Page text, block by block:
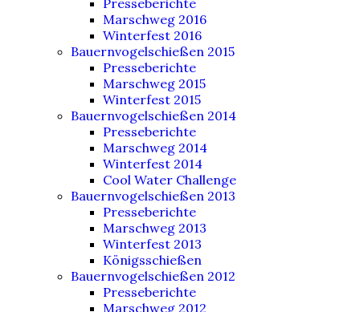
Presseberichte
Marschweg 2016
Winterfest 2016
Bauernvogelschießen 2015
Presseberichte
Marschweg 2015
Winterfest 2015
Bauernvogelschießen 2014
Presseberichte
Marschweg 2014
Winterfest 2014
Cool Water Challenge
Bauernvogelschießen 2013
Presseberichte
Marschweg 2013
Winterfest 2013
Königsschießen
Bauernvogelschießen 2012
Presseberichte
Marschweg 2012